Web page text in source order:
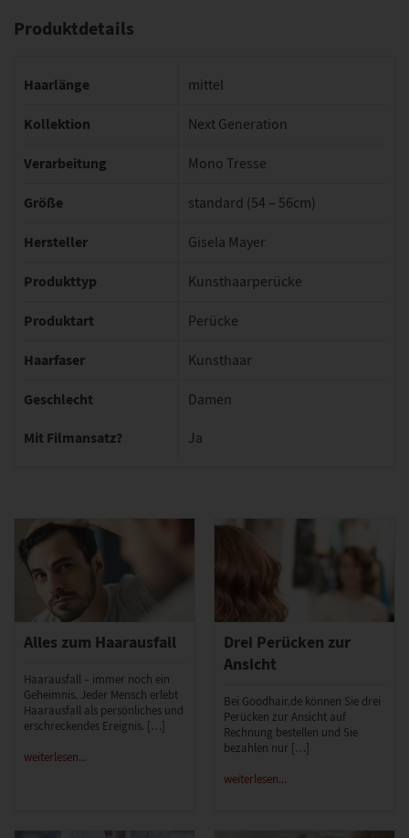
Produktdetails
Haarlänge mittel
Kollektion Next Generation
Verarbeitung Mono Tresse
Größe standard (54 – 56cm)
Hersteller Gisela Mayer
Produkttyp Kunsthaarperücke
Produktart Perücke
Haarfaser Kunsthaar
Geschlecht Damen
Mit Filmansatz? Ja
Alles zum Haarausfall
Haarausfall – immer noch ein
Geheimnis. Jeder Mensch erlebt
Haarausfall als persönliches und
erschreckendes Ereignis. […]
weiterlesen...
Drei Perücken zur
Ansicht
Bei Goodhair.de können Sie drei
Perücken zur Ansicht auf
Rechnung bestellen und Sie
bezahlen nur […]
weiterlesen...